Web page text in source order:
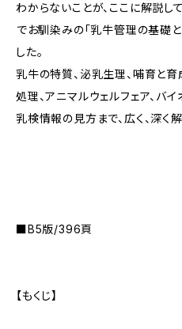
わからないことが、ここに解説し
――でお馴染みの「乳牛管理の基礎
した。
乳牛の特質、泌乳生理、哺育と育
処理、アニマルウェルフェア、バイ
乳検情報の見方まで、広く、深く
■B5版/396頁
【もくじ】